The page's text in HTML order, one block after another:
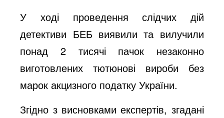
У ході проведення слідчих дій
детективи БЕБ виявили та вилучили
понад 2 тисячі пачок незаконно
виготовлених тютюнові вироби без
марок акцизного податку України.
Згідно з висновками експертів, згадані